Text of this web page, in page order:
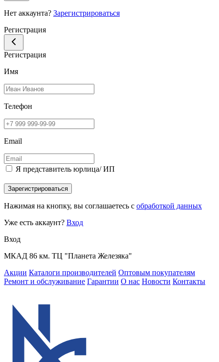
Нет аккаунта? Зарегистрироваться
Регистрация
Регистрация
Имя
Телефон
Email
Я представитель юрлица/ ИП
Зарегистрироваться
Нажимая на кнопку, вы соглашаетесь с обработкой данных
Уже есть аккаунт? Вход
Вход
МКАД 86 км. ТЦ "Планета Железяка"
Акции Каталоги производителей Оптовым покупателям
Ремонт и обслуживание Гарантии О нас Новости Контакты